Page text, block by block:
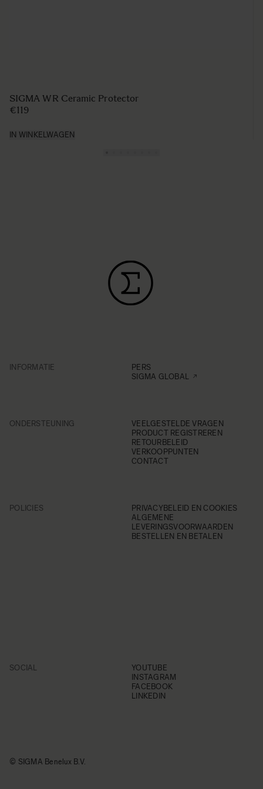
SIGMA WR Ceramic Protector
€119
IN WINKELWAGEN
INFORMATIE
PERS
SIGMA GLOBAL
ONDERSTEUNING
VEELGESTELDE VRAGEN
PRODUCT REGISTREREN
RETOURBELEID
VERKOOPPUNTEN
CONTACT
POLICIES
PRIVACYBELEID EN COOKIES
ALGEMENE
LEVERINGSVOORWAARDEN
BESTELLEN EN BETALEN
SOCIAL
YOUTUBE
INSTAGRAM
FACEBOOK
LINKEDIN
© SIGMA Benelux B.V.